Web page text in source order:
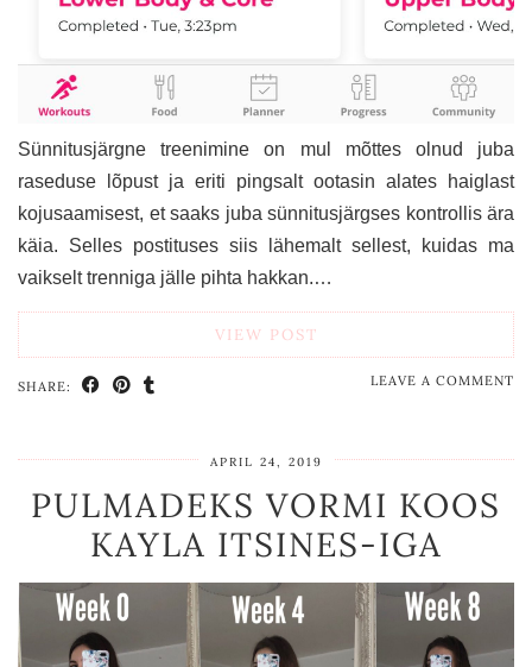
Sünnitusjärgne treenimine on mul mõttes olnud juba
raseduse lõpust ja eriti pingsalt ootasin alates haiglast
kojusaamisest, et saaks juba sünnitusjärgses kontrollis ära
käia. Selles postituses siis lähemalt sellest, kuidas ma
vaikselt trenniga jälle pihta hakkan.…
VIEW POST
SHARE: LEAVE A COMMENT
APRIL 24, 2019
PULMADEKS VORMI KOOS
KAYLA ITSINES-IGA